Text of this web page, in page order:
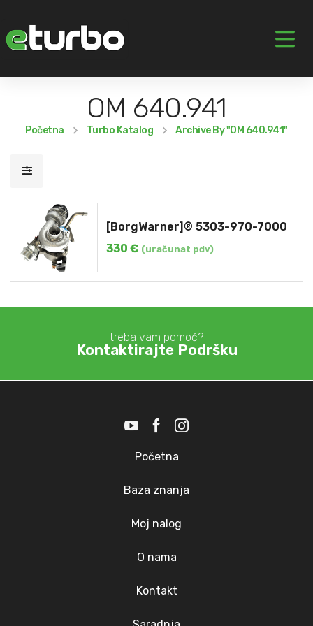
OM 640.941
Početna Turbo Katalog Archive By "OM 640.941"
[BorgWarner]® 5303-970-7000
330 € (uračunat pdv)
treba vam pomoć?
Kontaktirajte Podršku
Početna
Baza znanja
Moj nalog
O nama
Kontakt